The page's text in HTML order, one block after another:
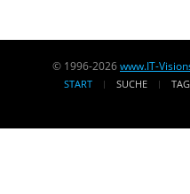
© 1996-2026www.IT-
START SUCHE